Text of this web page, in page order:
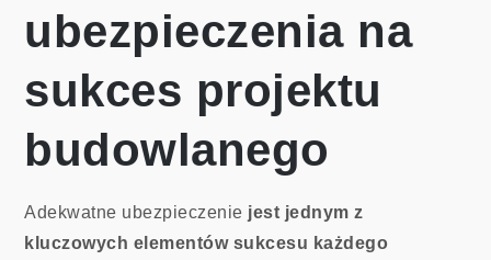
ubezpieczenia na
sukces projektu
budowlanego
Adekwatne ubezpieczenie jest jednym z
kluczowych elementów sukcesu każdego